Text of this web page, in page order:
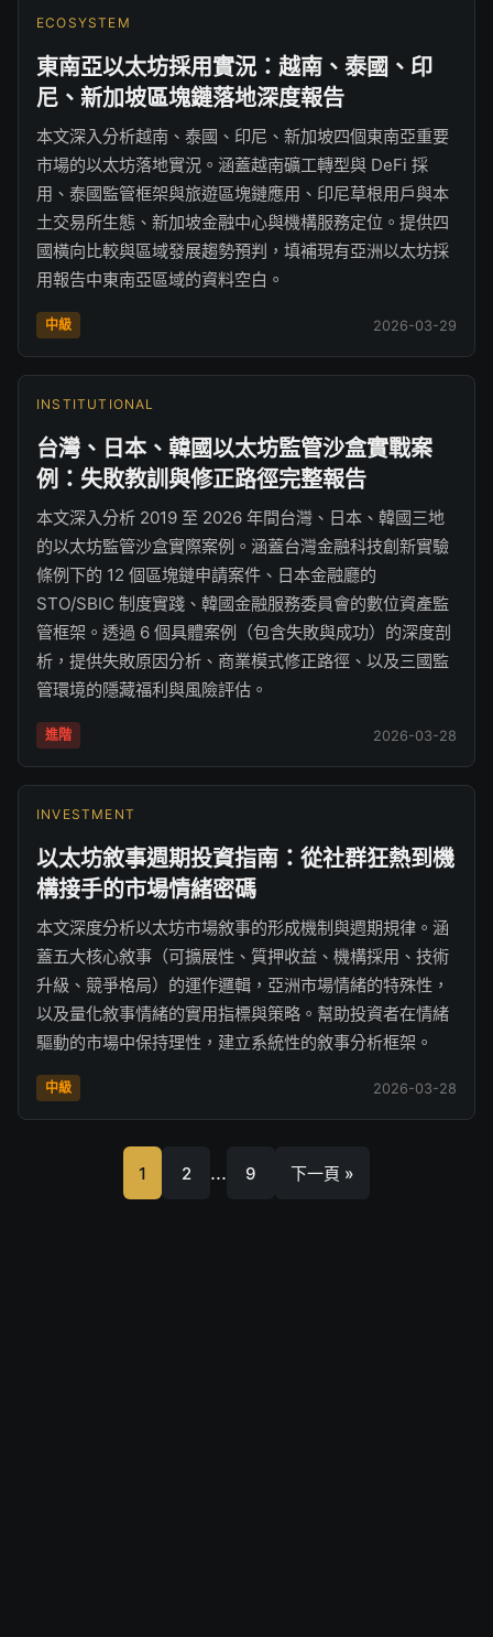
ECOSYSTEM
東南亞以太坊採用實況：越南、泰國、印
尼、新加坡區塊鏈落地深度報告
本文深入分析越南、泰國、印尼、新加坡四個東南亞重要
市場的以太坊落地實況。涵蓋越南礦工轉型與 DeFi 採
用、泰國監管框架與旅遊區塊鏈應用、印尼草根用戶與本
土交易所生態、新加坡金融中心與機構服務定位。提供四
國橫向比較與區域發展趨勢預判，填補現有亞洲以太坊採
用報告中東南亞區域的資料空白。
中級 2026-03-29
INSTITUTIONAL
台灣、日本、韓國以太坊監管沙盒實戰案
例：失敗教訓與修正路徑完整報告
本文深入分析 2019 至 2026 年間台灣、日本、韓國三地
的以太坊監管沙盒實際案例。涵蓋台灣金融科技創新實驗
條例下的 12 個區塊鏈申請案件、日本金融廳的
STO/SBIC 制度實踐、韓國金融服務委員會的數位資產監
管框架。透過 6 個具體案例（包含失敗與成功）的深度剖
析，提供失敗原因分析、商業模式修正路徑、以及三國監
管環境的隱藏福利與風險評估。
進階 2026-03-28
INVESTMENT
以太坊敘事週期投資指南：從社群狂熱到機
構接手的市場情緒密碼
本文深度分析以太坊市場敘事的形成機制與週期規律。涵
蓋五大核心敘事（可擴展性、質押收益、機構採用、技術
升級、競爭格局）的運作邏輯，亞洲市場情緒的特殊性，
以及量化敘事情緒的實用指標與策略。幫助投資者在情緒
驅動的市場中保持理性，建立系統性的敘事分析框架。
中級 2026-03-28
1 2 ... 9 下一頁 »